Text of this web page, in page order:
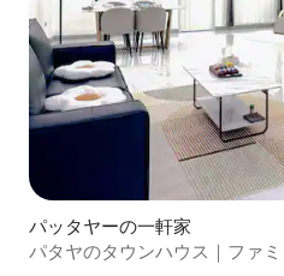
パッタヤーの一軒家
パタヤのタウンハウス｜ファ